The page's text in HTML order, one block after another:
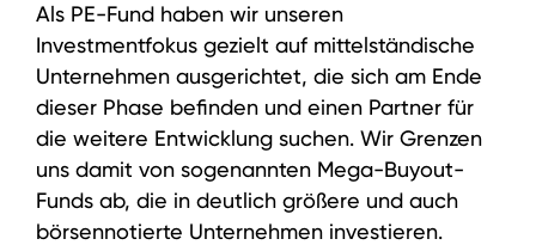
Als PE-Fund haben wir unseren
Investmentfokus gezielt auf mittelständische
Unternehmen ausgerichtet, die sich am Ende
dieser Phase befinden und einen Partner für
die weitere Entwicklung suchen. Wir Grenzen
uns damit von sogenannten Mega-Buyout-
Funds ab, die in deutlich größere und auch
börsennotierte Unternehmen investieren.